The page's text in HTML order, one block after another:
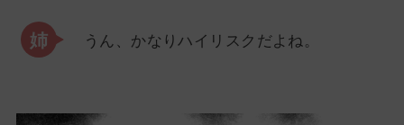
うん、かなりハイリスクだよね。